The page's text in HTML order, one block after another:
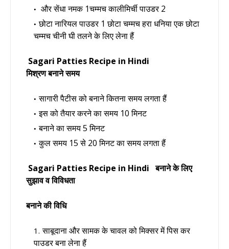
और सेंधा नमक 1चम्मच कालीमिर्ची पाउडर 2
छोटा नारियल पाउडर 1 छोटा चम्मच हरा धनिया एक छोटा
चम्मच चीनी घी तलने के लिए लेना हैं
Sagari Patties Recipe in Hindi
मिश्रण बनाने समय
सागारी पैटीस को बनाने कितना समय लगता हैं
इस को तैयार करने का समय 10 मिनट
बनाने का समय 5 मिनट
कुल समय 15 से 20 मिनट का समय लगता हैं
Sagari Patties Recipe in Hindi बनाने के लिए
सुझाव व विविधता
बनाने की विधि
साबूदाना और सामक के चावल को मिक्सर में पिस कर
पाउडर बना लेना हैं